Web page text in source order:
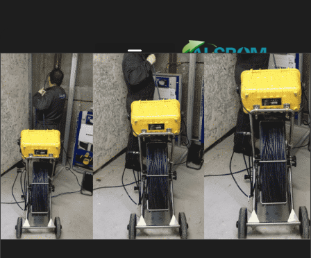
Curage haute et basse pression à La
Grande Arche de La Défense